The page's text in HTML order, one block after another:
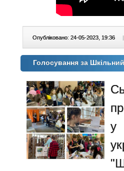
Опубліковано: 24-05-2023, 19:36 |
Голосування за
у